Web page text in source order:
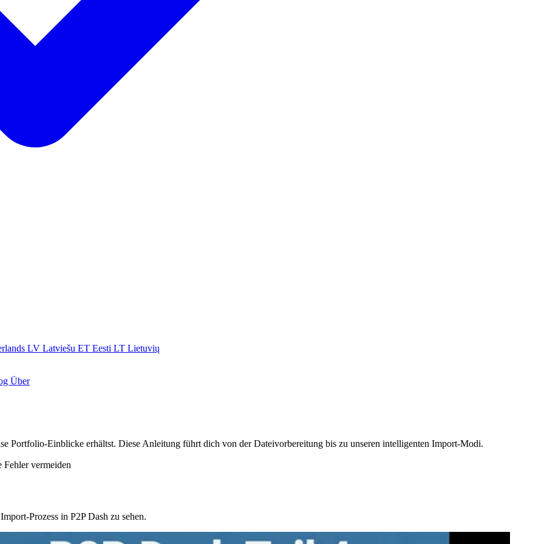
LV Latviešu ET Eesti LT Lietuvių
Über
Portfolio-Einblicke erhältst. Diese Anleitung führt dich von der Dateivorbereitung bis zu unseren intelligenten Import-Modi.
vermeiden
Prozess in P2P Dash zu sehen.